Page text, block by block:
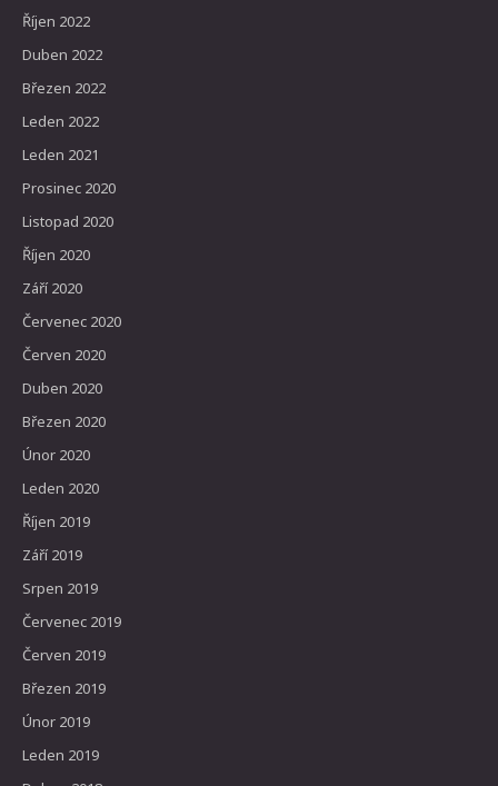
Říjen 2022
Duben 2022
Březen 2022
Leden 2022
Leden 2021
Prosinec 2020
Listopad 2020
Říjen 2020
Září 2020
Červenec 2020
Červen 2020
Duben 2020
Březen 2020
Únor 2020
Leden 2020
Říjen 2019
Září 2019
Srpen 2019
Červenec 2019
Červen 2019
Březen 2019
Únor 2019
Leden 2019